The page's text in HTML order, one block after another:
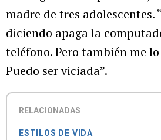
madre de tres adolescentes.
diciendo apaga la
teléfono. Pero también me
Puedo ser viciada”.
RELACIONADAS
ESTILOS DE VIDA